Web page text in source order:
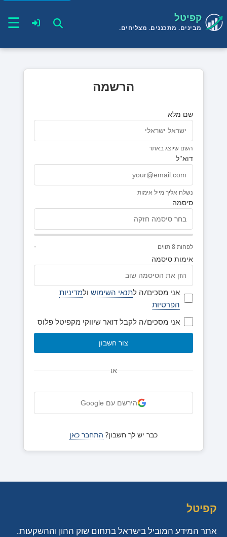
קפיטל
מבינים. מתכננים. מצליחים. ☰
הרשמה
טופס הרשמה למערכת. הזן את פרטי החשבון החדש
שם מלא
השם שיוצג באתר
דוא"ל
נשלח אליך מייל אימות
סיסמה
לפחות 8 תווים
אימות סיסמה
הסכמות
אני מסכים/ה לתנאי השימושולמדיניות
הפרטיות
קישור לתנאי השימוש
קישור למדיניות הפרטיות
הרשמה לניוזלטר
אני מסכים/ה לקבל דואר שיווקי מקפיטל פלוס
צור חשבון
או
הירשם עם Google
כבר יש לך חשבון? התחבר כאן
קפיטל
אתר המידע המוביל בישראל בתחום שוק ההון וההשקעות.